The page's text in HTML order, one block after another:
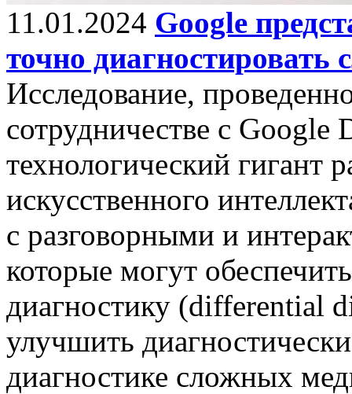
11.01.2024 Google
точно
Исследование,
сотрудничестве с Google
технологический гигант
искусственного
с разговорными и
которые могут
диагностику (differential
улучшить
диагностике сложных